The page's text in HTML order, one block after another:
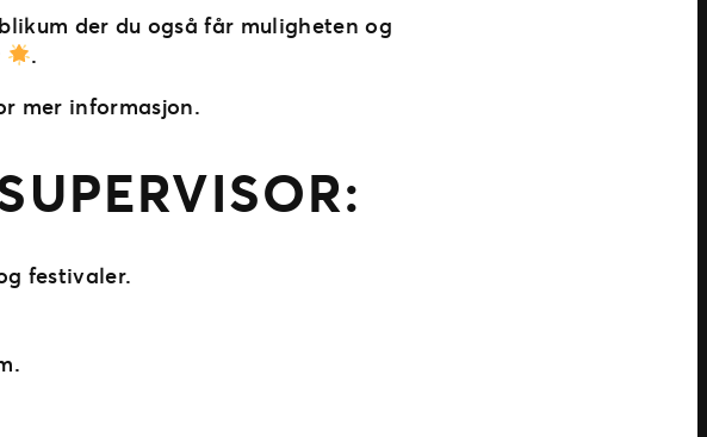
der du også får muligheten og
.
mer informasjon.
festivaler.